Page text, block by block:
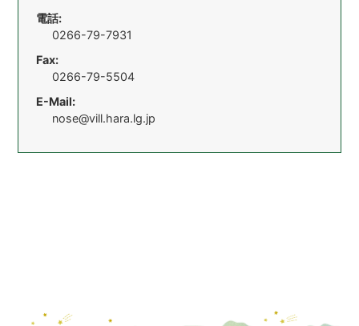
電話:
0266-79-7931
Fax:
0266-79-5504
E-Mail:
nose@vill.hara.lg.jp